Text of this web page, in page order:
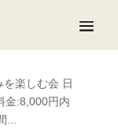
楽しむ会 日
金:8,000円内